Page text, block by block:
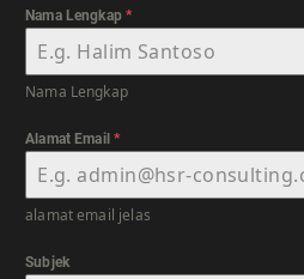
Nama Lengkap*
Nama Lengkap
Alamat Email*
alamat email jelas
Subjek